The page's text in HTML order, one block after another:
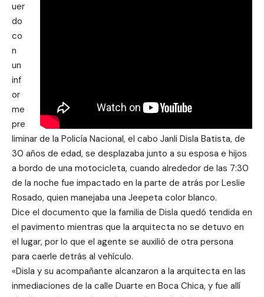
uer
do
co
n
un
inf
or
me
pre
liminar de la Policía Nacional, el cabo Janli Disla Batista, de
30 años de edad, se desplazaba junto a su esposa e hijos
a bordo de una motocicleta, cuando alrededor de las 7:30
de la noche fue impactado en la parte de atrás por Leslie
Rosado, quien manejaba una Jeepeta color blanco.
Dice el documento que la familia de Disla quedó tendida en
el pavimento mientras que la arquitecta no se detuvo en
el lugar, por lo que el agente se auxilió de otra persona
para caerle detrás al vehículo.
«Disla y su acompañante alcanzaron a la arquitecta en las
inmediaciones de la calle Duarte en Boca Chica, y fue allí